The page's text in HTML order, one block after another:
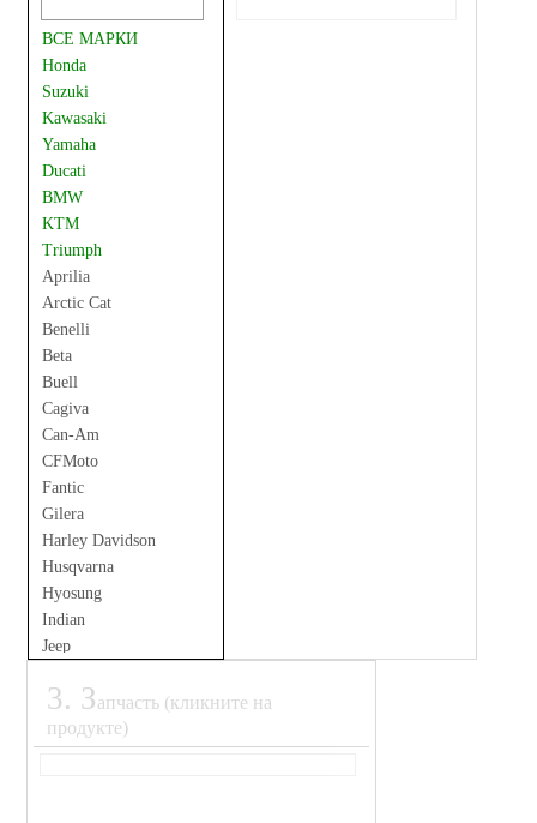
ВСЕ МАРКИ
Honda
Suzuki
Kawasaki
Yamaha
Ducati
BMW
KTM
Triumph
Aprilia
Arctic Cat
Benelli
Beta
Buell
Cagiva
Can-Am
CFMoto
Fantic
Gilera
Harley Davidson
Husqvarna
Hyosung
Indian
Jeep
Land Rover
Moto Guzzi
MV Agusta
3. Запчасть (кликните на
продукте)